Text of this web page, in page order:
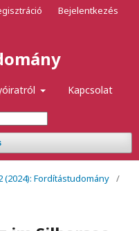
Kapcsolat
Bejelentkezés
(2024): Fordítástudomány /